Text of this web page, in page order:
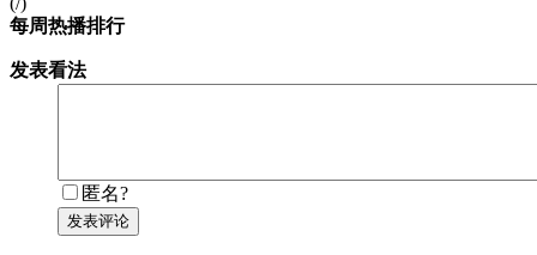
每周热播排行
发表看法
匿名?
发表评论